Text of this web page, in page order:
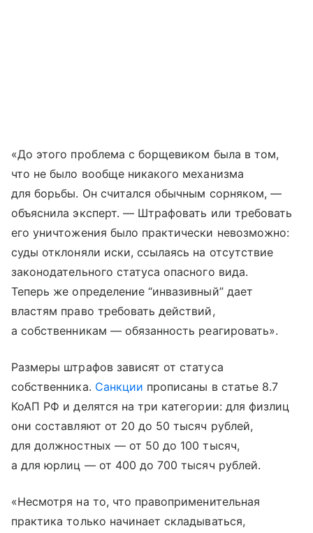
«До этого проблема с борщевиком была в том,
что не было вообще никакого механизма
для борьбы. Он считался обычным сорняком, —
объяснила эксперт. — Штрафовать или требовать
его уничтожения было практически невозможно:
суды отклоняли иски, ссылаясь на отсутствие
законодательного статуса опасного вида.
Теперь же определение “инвазивный” дает
властям право требовать действий,
а собственникам — обязанность реагировать».
Размеры штрафов зависят от статуса
собственника. Санкции прописаны в статье 8.7
КоАП РФ и делятся на три категории: для физлиц
они составляют от 20 до 50 тысяч рублей,
для должностных — от 50 до 100 тысяч,
а для юрлиц — от 400 до 700 тысяч рублей.
«Несмотря на то, что правоприменительная
практика только начинает складываться,